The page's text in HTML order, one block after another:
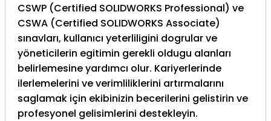
CSWP (Certified SOLIDWORKS Professional) ve
CSWA (Certified SOLIDWORKS Associate)
sınavları, kullanıcı yeterliligini dogrular ve
yöneticilerin egitimin gerekli oldugu alanları
belirlemesine yardımcı olur. Kariyerlerinde
ilerlemelerini ve verimliliklerini artırmalarını
saglamak için ekibinizin becerilerini gelistirin ve
profesyonel gelisimlerini destekleyin.